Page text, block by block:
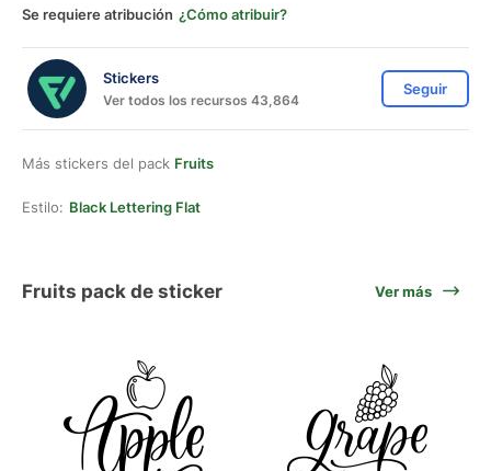
Se requiere atribución ¿Cómo atribuir?
Stickers
Ver todos los recursos 43,864
Seguir
Más stickers del pack Fruits
Estilo: Black Lettering Flat
Fruits pack de sticker Ver más